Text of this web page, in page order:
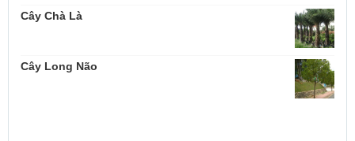
Cây Chà Là
Cây Long Não